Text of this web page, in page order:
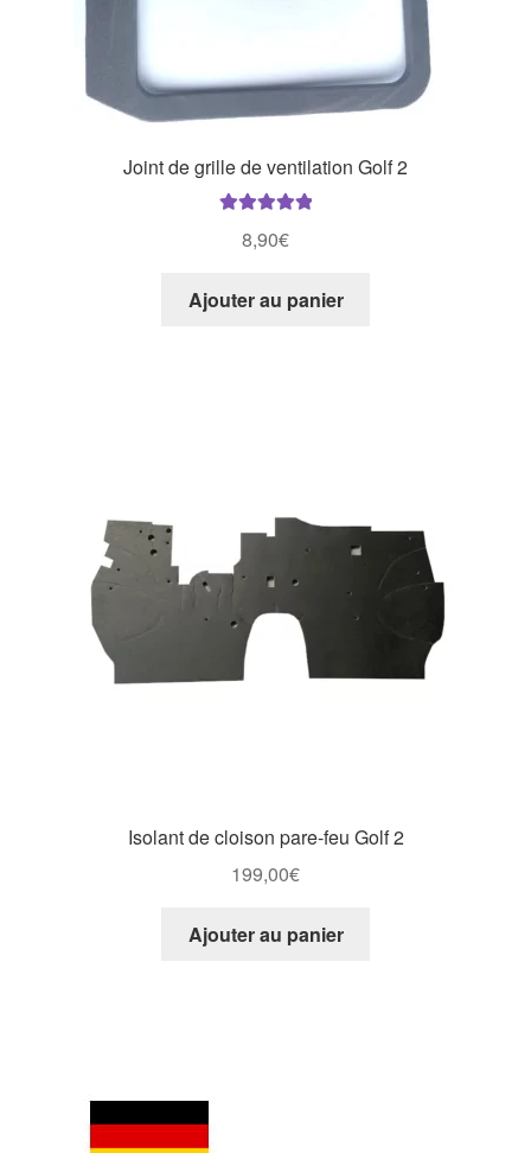
Joint de grille de ventilation Golf 2
8,90€
Ajouter au panier
Isolant de cloison pare-feu Golf 2
199,00€
Ajouter au panier